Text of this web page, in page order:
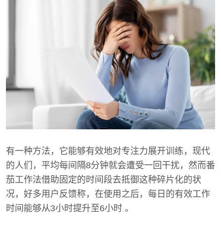
有一种方法，它能够有效地对专注力展开训练，现代
的人们，平均每间隔8分钟就会遭受一回干扰，然而番
茄工作法借助固定的时间段去抵御这种碎片化的状
况，好多用户反馈称，在使用之后，每日的有效工作
时间能够从3小时提升至6小时 。